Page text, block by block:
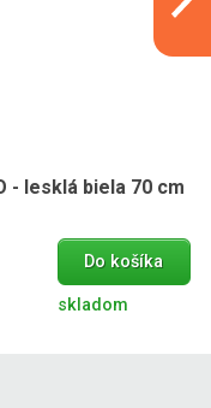
- lesklá biela 70 cm
Do košíka
skladom